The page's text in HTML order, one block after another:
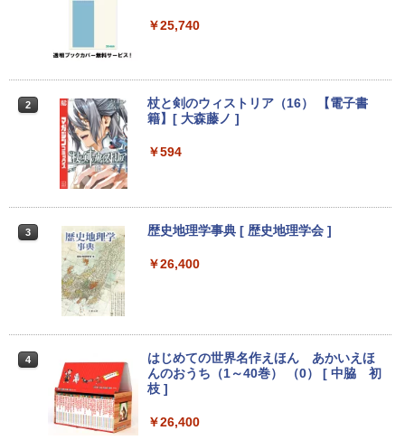
5.6型大画面 メモリ8GB 秒速起動新品SS
料無料
￥24,000
5U 1.90GHz メモリ8GB SSD WEBカメ
2019 搭載・送料無料
3
【★最大100%ポイント】Lenovo Think
Pad X280/第8世代 Core i5/メモリ:8GB/
SSD:256GB/512GB/1TB/12.5型/Webカ
C/中古 パソコン 中古PC 中古ノートパソ
第6世代Core i5 メモリ8GB/16GB 高速S
中古デスクトップDell Optiplex 3070 SF
indows11 Pro Office 2019搭載 WiFi 無
線LAN DVD ドライブ 4K対応 省スペース
中古PC 整備済み品 90日保証 送料無料
￥28,800
角度調整 VESA 100Hz 液晶 HDMI VGA P
モニター 23.8インチ 144Hz FHD pcモニ
F144 マクスゼン
￥10,980
366x768/95°視野/HDMI VGA AV BNC U
SB ポート/VESAマウント/スピーカー内
蔵/リモコン
￥12,149
￥25,740
2
杖と剣のウィストリア（16） 【電子書
籍】[ 大森藤ノ ]
￥594
3 歴史地理学事典 [ 歴史地理学会 ]
￥26,400
4
はじめての世界名作えほん あかいえほ
んのおうち（1～40巻） （0） [ 中脇 初
枝 ]
￥26,400